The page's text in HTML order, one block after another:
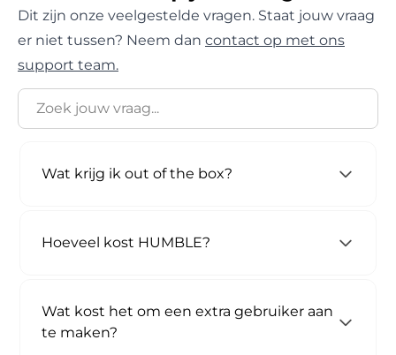
Dit zijn onze veelgestelde vragen. Staat jouw vraag
er niet tussen? Neem dan contact op met ons
support team.
Wat krijg ik out of the box?
Hoeveel kost HUMBLE?
Wat kost het om een extra gebruiker aan
te maken?